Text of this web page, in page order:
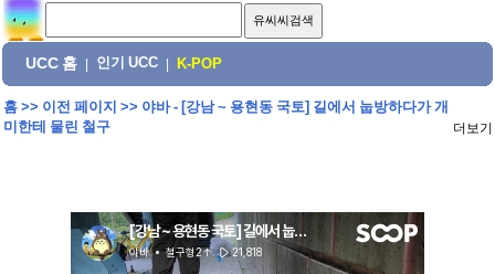
UCC 홈 인기 UCC K-POP
홈>> 이전 페이지 >> 야바 - [강남 ~ 용현동 국토] 길에서 눕방하다가 개
미한테 물린 철구
더보기